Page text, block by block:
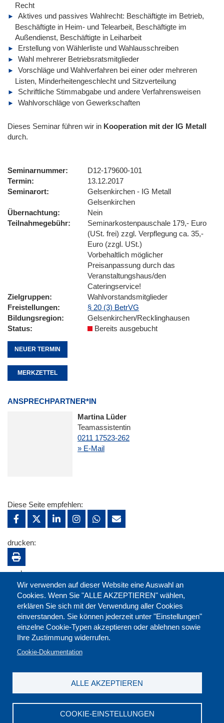
Recht
Aktives und passives Wahlrecht: Beschäftigte im Betrieb,
Beschäftigte in Heim- und Telearbeit, Beschäftigte im
Außendienst, Beschäftigte in Leiharbeit
Erstellung von Wählerliste und Wahlausschreiben
Wahl mehrerer Betriebsratsmitglieder
Vorschläge und Wahlverfahren bei einer oder mehreren
Listen, Minderheitengeschlecht und Sitzverteilung
Schriftliche Stimmabgabe und andere Verfahrensweisen
Wahlvorschläge von Gewerkschaften
Dieses Seminar führen wir in Kooperation mit der IG Metall
durch.
Seminarnummer
D12-179600-101
Termin
13.12.2017
Seminarort
Gelsenkirchen - IG Metall
Gelsenkirchen
Übernachtung
Nein
Teilnahmegebühr
Seminarkostenpauschale 179,- Euro
(USt. frei) zzgl. Verpflegung ca. 35,-
Euro (zzgl. USt.)
Vorbehaltlich möglicher
Preisanpassung durch das
Veranstaltungshaus/den
Cateringservice!
Zielgruppen
Wahlvorstandsmitglieder
Freistellungen
§ 20 (3) BetrVG
Bildungsregion
Gelsenkirchen/Recklinghausen
Status
Bereits ausgebucht
NEUER TERMIN
MERKZETTEL
ANSPRECHPARTNER*IN
Martina Lüder
Teamassistentin
0211 17523-262
» E-Mail
Wir verwenden auf dieser Website eine Auswahl an
Cookies. Wenn Sie "ALLE AKZEPTIEREN" wählen,
erklären Sie sich mit der Verwendung aller Cookies
einverstanden. Sie können jederzeit unter "Einstellungen"
einzelne Cookie-Typen akzeptieren oder ablehnen sowie
Ihre Zustimmung widerrufen.
Cookie-Dokumentation
COOKIE-EINSTELLUNGEN
ALLE AKZEPTIEREN
Diese Seite empfehlen:
drucken:
merken:
DGB-Bildungswerk NRW e.V. © 2026